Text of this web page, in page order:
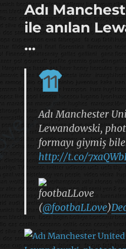
Adı
ile anılan
…
Adı Manchester
Lewandowski,
formayı giymiş
http://t.co/
footbaLLove
(@footbaLLove)